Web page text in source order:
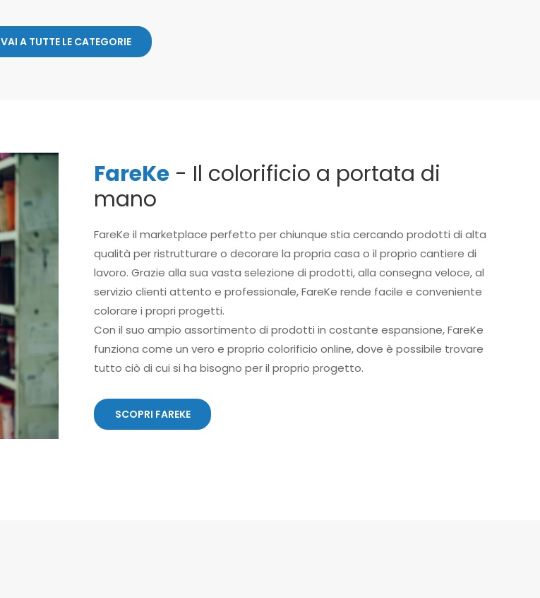
VAI A TUTTE LE CATEGORIE
FareKe - Il colorificio a portata di
mano
FareKe il marketplace perfetto per chiunque stia cercando prodotti di alta
qualità per ristrutturare o decorare la propria casa o il proprio cantiere di
lavoro. Grazie alla sua vasta selezione di prodotti, alla consegna veloce, al
servizio clienti attento e professionale, FareKe rende facile e conveniente
colorare i propri progetti.
Con il suo ampio assortimento di prodotti in costante espansione, FareKe
funziona come un vero e proprio colorificio online, dove è possibile trovare
tutto ciò di cui si ha bisogno per il proprio progetto.
SCOPRI FAREKE